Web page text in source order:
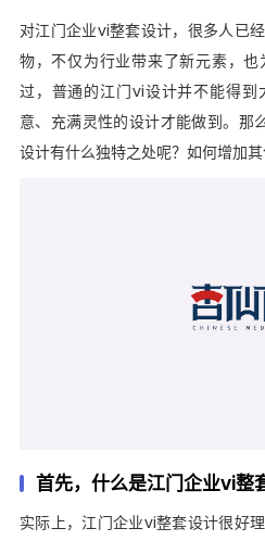
对江门企业vi整套设计，很多人已
物，不仅为行业带来了新元素，
过，普通的江门vi设计并不能得
意、充满灵性的设计才能做到。那
设计有什么独特之处呢？如何增加其
首先，什么是江门企业vi整
实际上，江门企业vi整套设计很好